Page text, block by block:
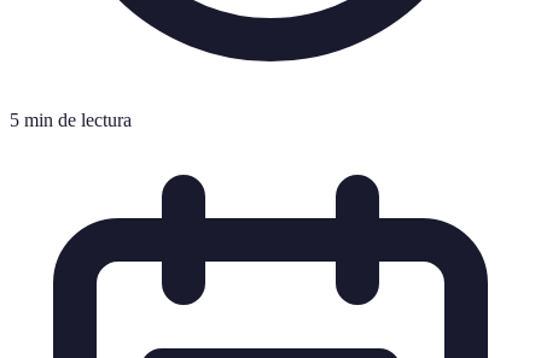
5 min de lectura